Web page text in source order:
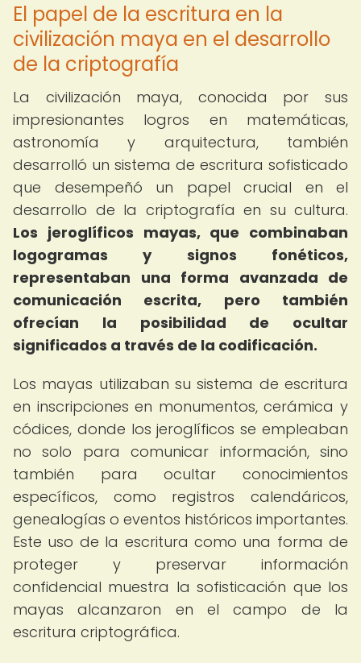
El papel de la escritura en la
civilización maya en el desarrollo
de la criptografía
La civilización maya, conocida por sus
impresionantes logros en matemáticas,
astronomía y arquitectura, también
desarrolló un sistema de escritura sofisticado
que desempeñó un papel crucial en el
desarrollo de la criptografía en su cultura.
Los jeroglíficos mayas, que combinaban
logogramas y signos fonéticos,
representaban una forma avanzada de
comunicación escrita, pero también
ofrecían la posibilidad de ocultar
significados a través de la codificación.
Los mayas utilizaban su sistema de escritura
en inscripciones en monumentos, cerámica y
códices, donde los jeroglíficos se empleaban
no solo para comunicar información, sino
también para ocultar conocimientos
específicos, como registros calendáricos,
genealogías o eventos históricos importantes.
Este uso de la escritura como una forma de
proteger y preservar información
confidencial muestra la sofisticación que los
mayas alcanzaron en el campo de la
escritura criptográfica.